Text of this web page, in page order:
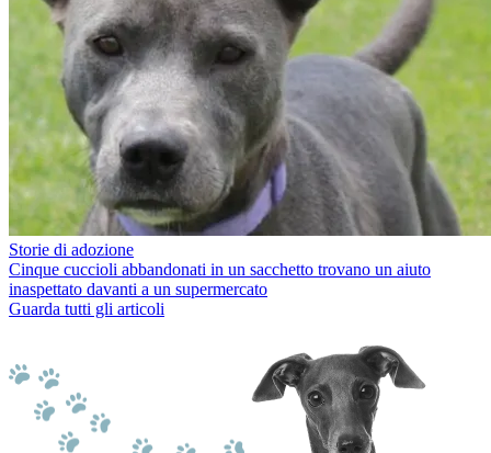
Storie di adozione
Cinque cuccioli abbandonati in un sacchetto trovano un aiuto
inaspettato davanti a un supermercato
Guarda tutti gli articoli